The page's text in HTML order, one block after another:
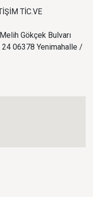
TİC.VE
Gökçek Bulvarı
06378 Yenimahalle /